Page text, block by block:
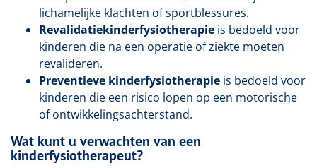
lichamelijke klachten of sportblessures.
Revalidatiekinderfysiotherapie is bedoeld voor
kinderen die na een operatie of ziekte moeten
revalideren.
Preventieve kinderfysiotherapie is bedoeld voor
kinderen die een risico lopen op een motorische
of ontwikkelingsachterstand.
Wat kunt u verwachten van een
kinderfysiotherapeut?